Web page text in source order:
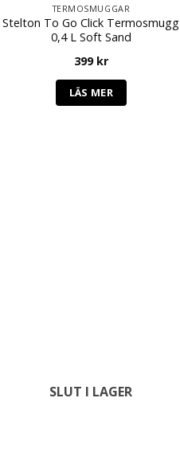
TERMOSMUGGAR
Stelton To Go Click Termosmugg
0,4 L Soft Sand
399 kr
LÄS MER
SLUT I LAGER